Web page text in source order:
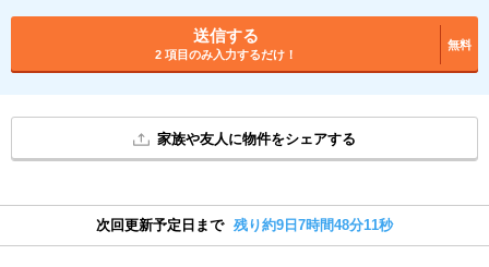
送信する
2 項目のみ入力するだけ！
無料
家族や友人に物件をシェアする
次回更新予定日まで 残り約9日7時間48分11秒